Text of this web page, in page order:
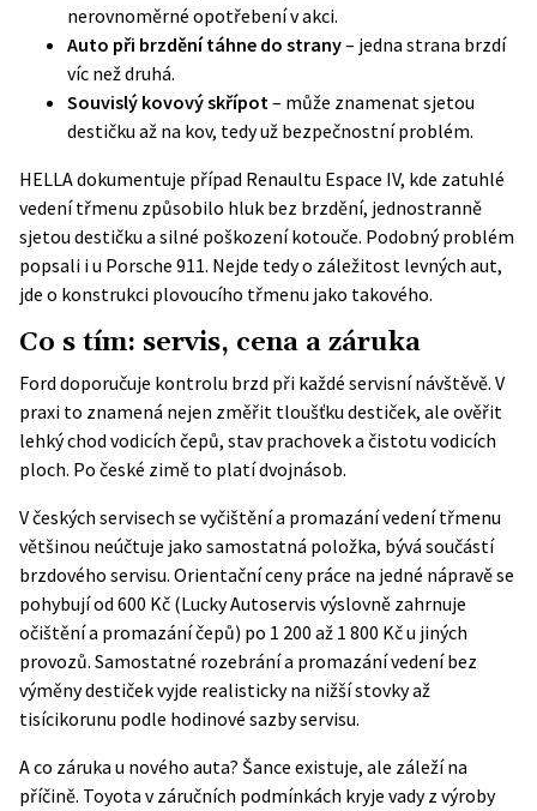
nerovnoměrné opotřebení v akci.
Auto při brzdění táhne do strany– jedna strana brzdí
víc než druhá.
Souvislý kovový skřípot– může znamenat sjetou
destičku až na kov, tedy už bezpečnostní problém.
HELLA dokumentuje případ Renaultu Espace IV, kde zatuhlé
vedení třmenu způsobilo hluk bez brzdění, jednostranně
sjetou destičku a silné poškození kotouče. Podobný problém
popsali i u Porsche 911. Nejde tedy o záležitost levných aut,
jde o konstrukci plovoucího třmenu jako takového.
Co s tím: servis, cena a záruka
Ford doporučuje kontrolu brzd při každé servisní návštěvě. V
praxi to znamená nejen změřit tloušťku destiček, ale ověřit
lehký chod vodicích čepů, stav prachovek a čistotu vodicích
ploch. Po české zimě to platí dvojnásob.
V českých servisech se vyčištění a promazání vedení třmenu
většinou neúčtuje jako samostatná položka, bývá součástí
brzdového servisu. Orientační ceny práce na jedné nápravě se
pohybují od 600 Kč (Lucky Autoservis výslovně zahrnuje
očištění a promazání čepů) po 1 200 až 1 800 Kč u jiných
provozů. Samostatné rozebrání a promazání vedení bez
výměny destiček vyjde realisticky na nižší stovky až
tisícikorunu podle hodinové sazby servisu.
A co záruka u nového auta? Šance existuje, ale záleží na
příčině. Toyota v záručních podmínkách kryje vady z výroby